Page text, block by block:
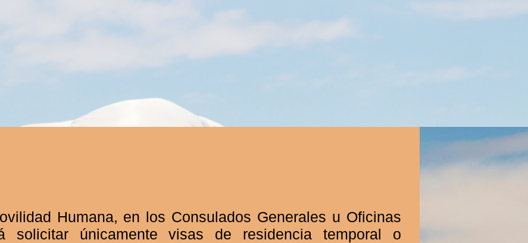
Humana, en los Consulados Generales u Oficinas
solicitar únicamente visas de residencia temporal o